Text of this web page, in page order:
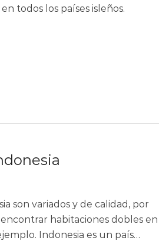
todos los países isleños.
son variados y de calidad, por
habitaciones dobles en
Indonesia es un país…